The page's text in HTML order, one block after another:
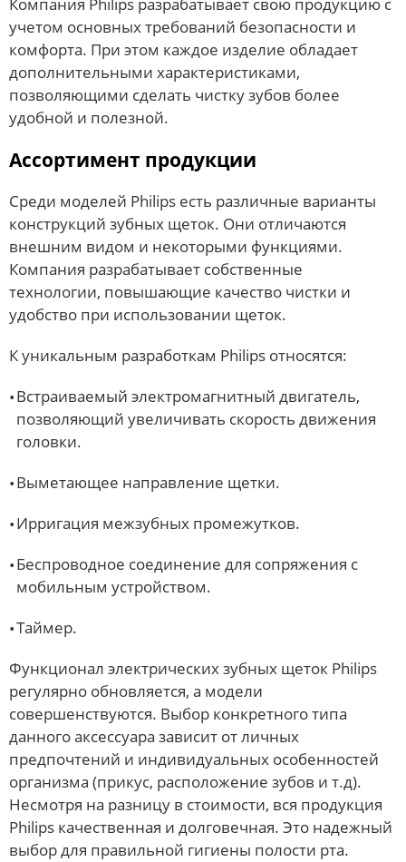
учетом основных требований безопасности и
комфорта. При этом каждое изделие обладает
дополнительными характеристиками,
позволяющими сделать чистку зубов более
удобной и полезной.
Ассортимент продукции
Среди моделей Philips есть различные варианты
конструкций зубных щеток. Они отличаются
внешним видом и некоторыми функциями.
Компания разрабатывает собственные
технологии, повышающие качество чистки и
удобство при использовании щеток.
К уникальным разработкам Philips относятся:
Встраиваемый электромагнитный двигатель,
позволяющий увеличивать скорость движения
головки.
Выметающее направление щетки.
Ирригация межзубных промежутков.
Беспроводное соединение для сопряжения с
мобильным устройством.
Таймер.
Функционал электрических зубных щеток Philips
регулярно обновляется, а модели
совершенствуются. Выбор конкретного типа
данного аксессуара зависит от личных
предпочтений и индивидуальных особенностей
организма (прикус, расположение зубов и т.д).
Несмотря на разницу в стоимости, вся продукция
Philips качественная и долговечная. Это надежный
выбор для правильной гигиены полости рта.